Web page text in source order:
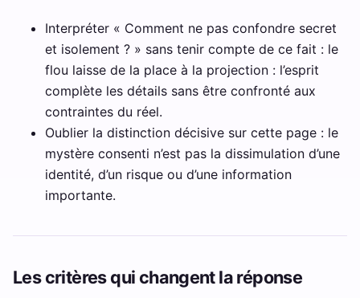
Interpréter « Comment ne pas confondre secret
et isolement ? » sans tenir compte de ce fait : le
flou laisse de la place à la projection : l’esprit
complète les détails sans être confronté aux
contraintes du réel.
Oublier la distinction décisive sur cette page : le
mystère consenti n’est pas la dissimulation d’une
identité, d’un risque ou d’une information
importante.
Les critères qui changent la réponse